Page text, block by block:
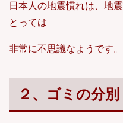
日本人の地震慣れは、地
とっては
非常に不思議なようです。
２、ゴミの分別